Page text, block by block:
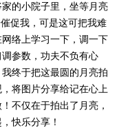
的小院子里，坐等月亮
促我，可是这可把我难
络上学习一下，调一下
参数，功夫不负有心
终于把这最圆的月亮拍
将图片分享给记在心上
不仅在于拍出了月亮，
快乐分享！